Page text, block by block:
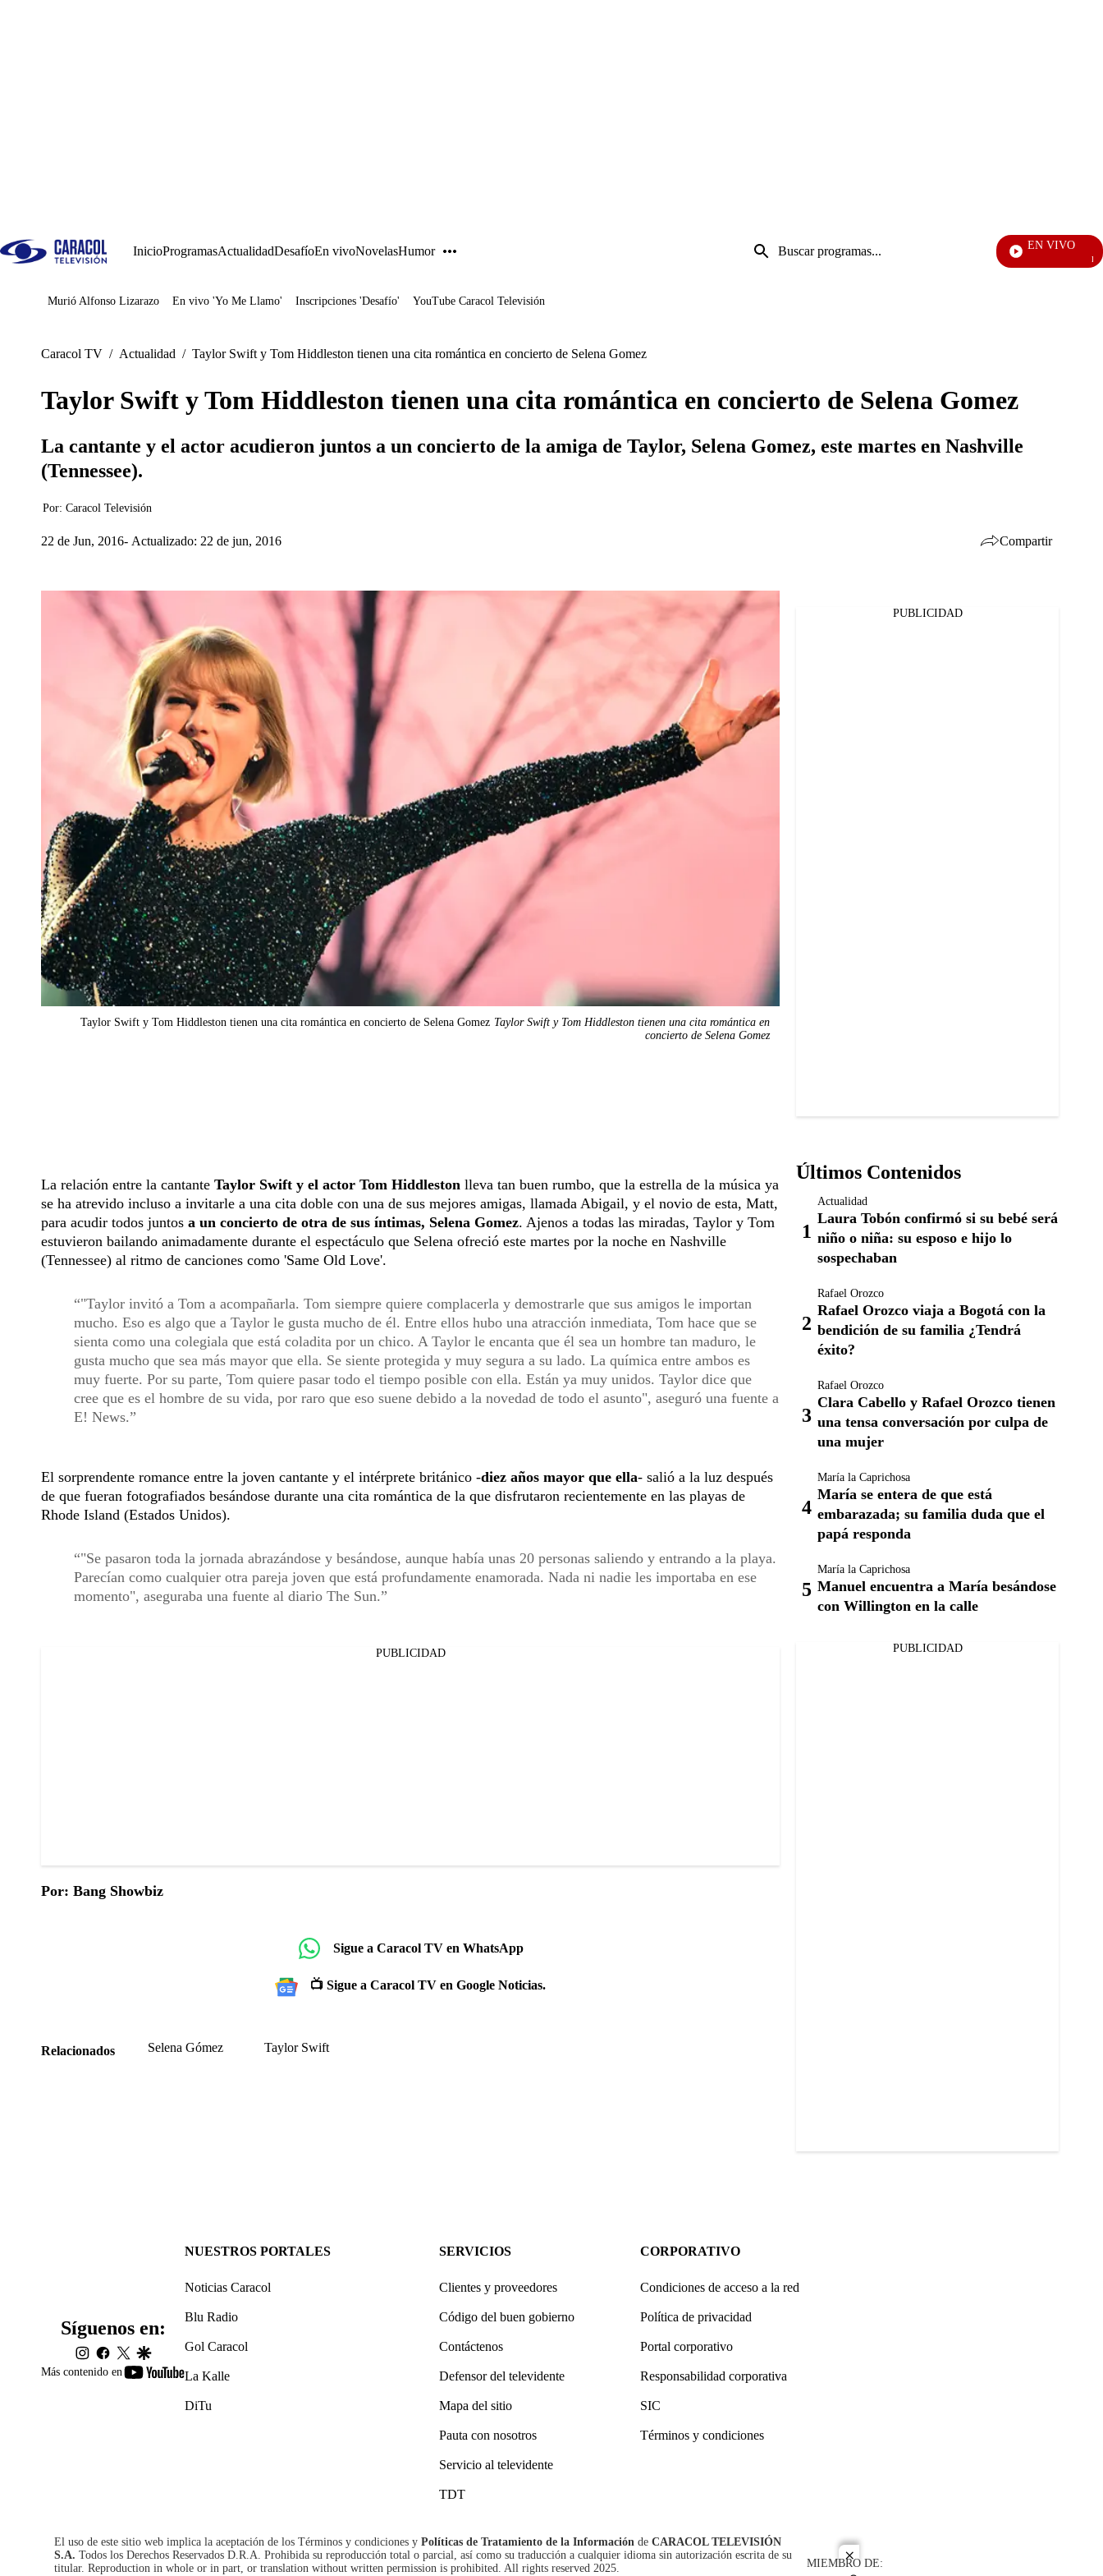
InicioProgramasActualidadDesafíoEn vivoNovelasHumor
Entrada
de
EN VIVO
Día A
Juegos
Murió Alfonso Lizarazo En vivo 'Yo Me Llamo' Inscripciones 'Desafío' YouTube Caracol Televisión
close
Caracol TV / Actualidad / Taylor Swift y Tom Hiddleston tienen una cita romántica en concierto de Selena Gomez
Taylor Swift y Tom Hiddleston tienen una cita romántica en concierto de Selena Gomez
La cantante y el actor acudieron juntos a un concierto de la amiga de Taylor, Selena Gomez, este martes en Nashville
(Tennessee).
Por: Caracol Televisión
22 de Jun, 2016 Actualizado: 22 de jun, 2016 Compartir
Taylor Swift y Tom Hiddleston tienen una cita romántica en concierto de Selena Gomez Taylor Swift y Tom Hiddleston tienen una cita romántica en
concierto de Selena Gomez
La relación entre la cantante Taylor Swift y el actor Tom Hiddleston lleva tan buen rumbo, que la estrella de la música ya
se ha atrevido incluso a invitarle a una cita doble con una de sus mejores amigas, llamada Abigail, y el novio de esta, Matt,
para acudir todos juntos a un concierto de otra de sus íntimas, Selena Gomez. Ajenos a todas las miradas, Taylor y Tom
estuvieron bailando animadamente durante el espectáculo que Selena ofreció este martes por la noche en Nashville
(Tennessee) al ritmo de canciones como 'Same Old Love'.
"Taylor invitó a Tom a acompañarla. Tom siempre quiere complacerla y demostrarle que sus amigos le importan
mucho. Eso es algo que a Taylor le gusta mucho de él. Entre ellos hubo una atracción inmediata, Tom hace que se
sienta como una colegiala que está coladita por un chico. A Taylor le encanta que él sea un hombre tan maduro, le
gusta mucho que sea más mayor que ella. Se siente protegida y muy segura a su lado. La química entre ambos es
muy fuerte. Por su parte, Tom quiere pasar todo el tiempo posible con ella. Están ya muy unidos. Taylor dice que
cree que es el hombre de su vida, por raro que eso suene debido a la novedad de todo el asunto", aseguró una fuente a
E! News.
El sorprendente romance entre la joven cantante y el intérprete británico -diez años mayor que ella- salió a la luz después
de que fueran fotografiados besándose durante una cita romántica de la que disfrutaron recientemente en las playas de
Rhode Island (Estados Unidos).
"Se pasaron toda la jornada abrazándose y besándose, aunque había unas 20 personas saliendo y entrando a la playa.
Parecían como cualquier otra pareja joven que está profundamente enamorada. Nada ni nadie les importaba en ese
momento", aseguraba una fuente al diario The Sun.
PUBLICIDAD
Por: Bang Showbiz
Sigue a Caracol TV en WhatsApp
📺 Sigue a Caracol TV en Google Noticias.
Relacionados Selena Gómez Taylor Swift
PUBLICIDAD
Últimos Contenidos
Actualidad
Laura Tobón confirmó si su bebé será
niño o niña: su esposo e hijo lo
sospechaban
Rafael Orozco
Rafael Orozco viaja a Bogotá con la
bendición de su familia ¿Tendrá
éxito?
Rafael Orozco
Clara Cabello y Rafael Orozco tienen
una tensa conversación por culpa de
una mujer
María la Caprichosa
María se entera de que está
embarazada; su familia duda que el
papá responda
María la Caprichosa
Manuel encuentra a María besándose
con Willington en la calle
PUBLICIDAD
Más contenido en
youtube-
Síguenos en:
instagram
facebook
twittergoogle
NUESTROS PORTALES
Noticias Caracol
Blu Radio
Gol Caracol
La Kalle
DiTu
SERVICIOS
Clientes y proveedores
Código del buen gobierno
Contáctenos
Defensor del televidente
Mapa del sitio
Pauta con nosotros
Servicio al televidente
TDT
CORPORATIVO
Condiciones de acceso a la red
Política de privacidad
Portal corporativo
Responsabilidad corporativa
SIC
Términos y condiciones
El uso de este sitio web implica la aceptación de los Términos y condiciones y Políticas de Tratamiento de la Información de CARACOL TELEVISIÓN
S.A. Todos los Derechos Reservados D.R.A. Prohibida su reproducción total o parcial, así como su traducción a cualquier idioma sin autorización escrita de su
titular. Reproduction in whole or in part, or translation without written permission is prohibited. All rights reserved 2025.
MIEMBRO DE: